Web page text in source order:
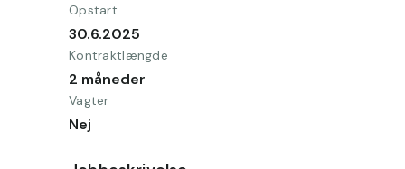
Opstart
30.6.2025
Kontraktlængde
2 måneder
Vagter
Nej